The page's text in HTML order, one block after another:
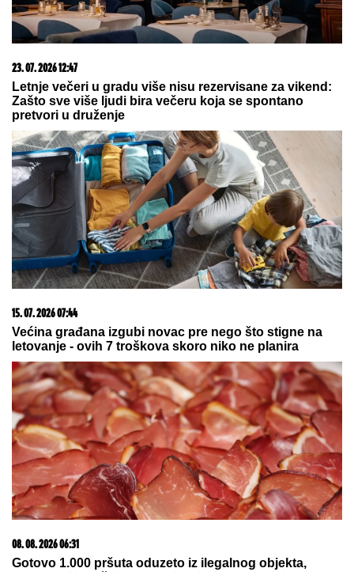
20. 07. 2026 08:04
REGISTRUJ SE UZ PROMO KOD CASINO Preuzmi
1500 BESPLATNIH SPINOVA
25.000 kupaca već kupuje uz PerSu Extra. A ti? Saznaj
više
Šta dete nasleđuje od oca, a šta od majke? Sve što
treba da znate o genetici